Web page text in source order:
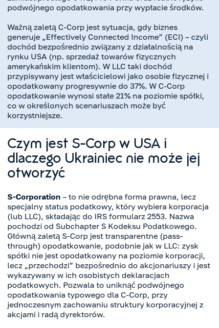
podwójnego opodatkowania przy wypłacie środków.
Ważną zaletą C-Corp jest sytuacja, gdy biznes
generuje „Effectively Connected Income” (ECI) – czyli
dochód bezpośrednio związany z działalnością na
rynku USA (np. sprzedaż towarów fizycznych
amerykańskim klientom). W LLC taki dochód
przypisywany jest właścicielowi jako osobie fizycznej i
opodatkowany progresywnie do 37%. W C-Corp
opodatkowanie wynosi stałe 21% na poziomie spółki,
co w określonych scenariuszach może być
korzystniejsze.
Czym jest S-Corp w USA i
dlaczego Ukrainiec nie może jej
otworzyć
S-Corporation – to nie odrębna forma prawna, lecz
specjalny status podatkowy, który wybiera korporacja
(lub LLC), składając do IRS formularz 2553. Nazwa
pochodzi od Subchapter S Kodeksu Podatkowego.
Główną zaletą S-Corp jest transparentne (pass-
through) opodatkowanie, podobnie jak w LLC: zysk
spółki nie jest opodatkowany na poziomie korporacji,
lecz „przechodzi” bezpośrednio do akcjonariuszy i jest
wykazywany w ich osobistych deklaracjach
podatkowych. Pozwala to uniknąć podwójnego
opodatkowania typowego dla C-Corp, przy
jednoczesnym zachowaniu struktury korporacyjnej z
akcjami i radą dyrektorów.